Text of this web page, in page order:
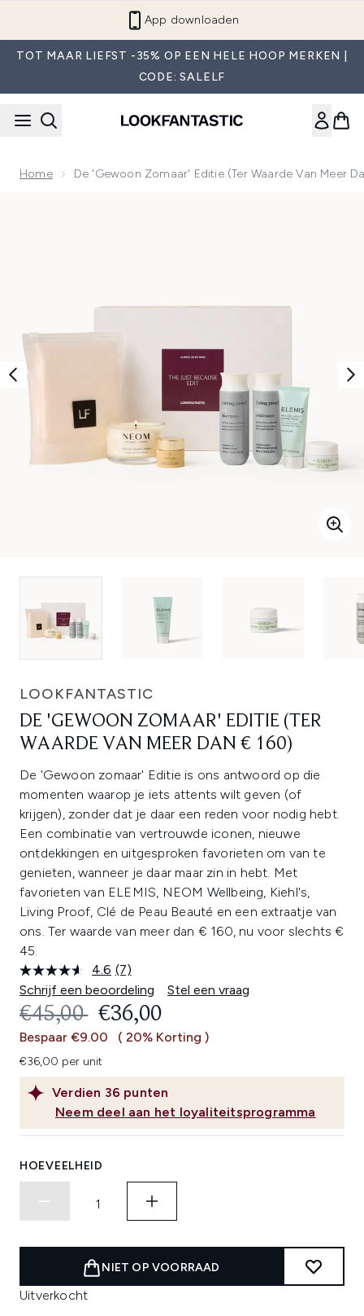
App downloaden
TOT MAAR LIEFST -35% OP EEN HELE HOOP MERKEN |
CODE: SALELF
Home De 'Gewoon Zomaar' Editie (ter Waarde Van Meer
LOOKFANTASTIC
DE 'GEWOON ZOMAAR' EDITIE (TER
WAARDE VAN MEER DAN € 160)
De 'Gewoon zomaar' Editie is ons antwoord op die
momenten waarop je iets attents wilt geven (of
krijgen), zonder dat je daar een reden voor nodig hebt.
Een combinatie van vertrouwde iconen, nieuwe
ontdekkingen en uitgesproken favorieten om van te
genieten, wanneer je daar maar zin in hebt. Met
favorieten van ELEMIS, NEOM Wellbeing, Kiehl's,
Living Proof, Clé de Peau Beauté en een extraatje van
ons. Ter waarde van meer dan € 160, nu voor slechts €
45.
4.6 Lees
7
beoordelingen.
Dezelfde
paginalink.
(7)
Schrijf een beoordeling
Stel een vraag
Verdien 36 punten
Neem deel aan het loyaliteitsprogramma
RECOMMENDED RETAIL PRICE:
€45,00 HUIDIGE PRIJS:
€36,00
Bespaar €9.00 ( 20% Korting )
€36,00 per unit
HOEVEELHEID
NIET OP VOORRAAD
Uitverkocht